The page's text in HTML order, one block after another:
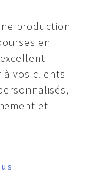
production
en
à vos clients
et